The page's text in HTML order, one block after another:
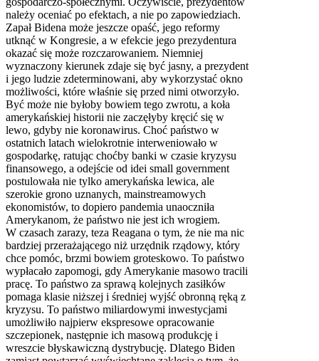
należy oceniać po efektach, a nie po zapowiedziach.
Zapał Bidena może jeszcze opaść, jego reformy
utknąć w Kongresie, a w efekcie jego prezydentura
okazać się może rozczarowaniem. Niemniej
wyznaczony kierunek zdaje się być jasny, a prezydent
i jego ludzie zdeterminowani, aby wykorzystać okno
możliwości, które właśnie się przed nimi otworzyło.
Być może nie byłoby bowiem tego zwrotu, a koła
amerykańskiej historii nie zaczęłyby kręcić się w
lewo, gdyby nie koronawirus. Choć państwo w
ostatnich latach wielokrotnie interweniowało w
gospodarkę, ratując choćby banki w czasie kryzysu
finansowego, a odejście od idei small government
postulowała nie tylko amerykańska lewica, ale
szerokie grono uznanych, mainstreamowych
ekonomistów, to dopiero pandemia unaoczniła
Amerykanom, że państwo nie jest ich wrogiem.
W czasach zarazy, teza Reagana o tym, że nie ma nic
bardziej przerażającego niż urzędnik rządowy, który
chce pomóc, brzmi bowiem groteskowo. To państwo
wypłacało zapomogi, gdy Amerykanie masowo tracili
pracę. To państwo za sprawą kolejnych zasiłków
pomaga klasie niższej i średniej wyjść obronną ręką z
kryzysu. To państwo miliardowymi inwestycjami
umożliwiło najpierw ekspresowe opracowanie
szczepionek, następnie ich masową produkcję i
wreszcie błyskawiczną dystrybucję. Dlatego Biden